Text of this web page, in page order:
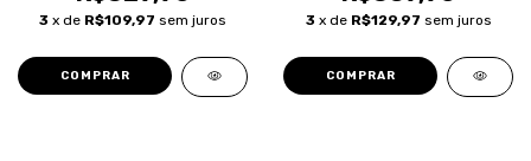
3 x de R$109,97 sem juros
COMPRAR
3 x de R$129,97 sem juros
COMPRAR